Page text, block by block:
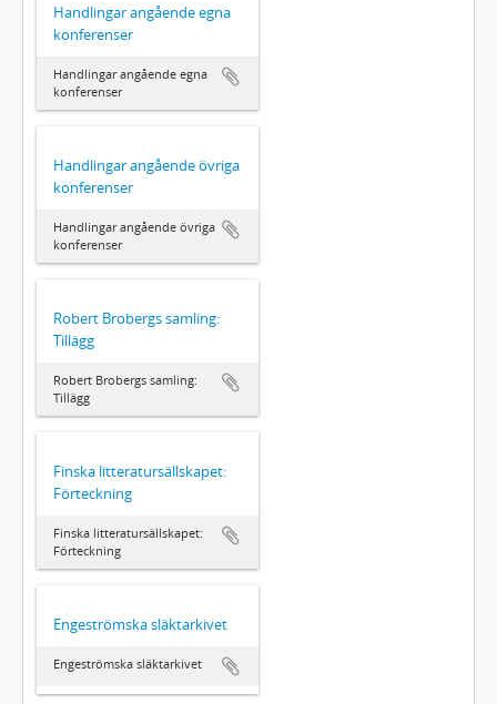
Handlingar angående egna
konferenser
Handlingar angående egna
konferenser
Handlingar angående övriga
konferenser
Handlingar angående övriga
konferenser
Robert Brobergs samling:
Tillägg
Robert Brobergs samling:
Tillägg
Finska litteratursällskapet:
Förteckning
Finska litteratursällskapet:
Förteckning
Engeströmska släktarkivet
Engeströmska släktarkivet